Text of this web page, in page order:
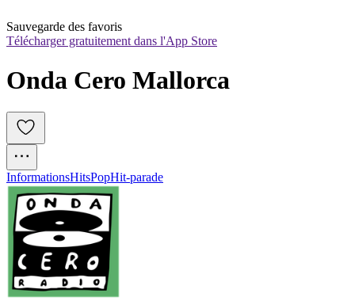
Sauvegarde des favoris
Télécharger gratuitement dans l'App Store
Onda Cero Mallorca
InformationsHitsPopHit-parade